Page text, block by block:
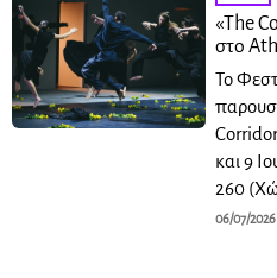
«The
στο
To
και 9
260
06/07/2026